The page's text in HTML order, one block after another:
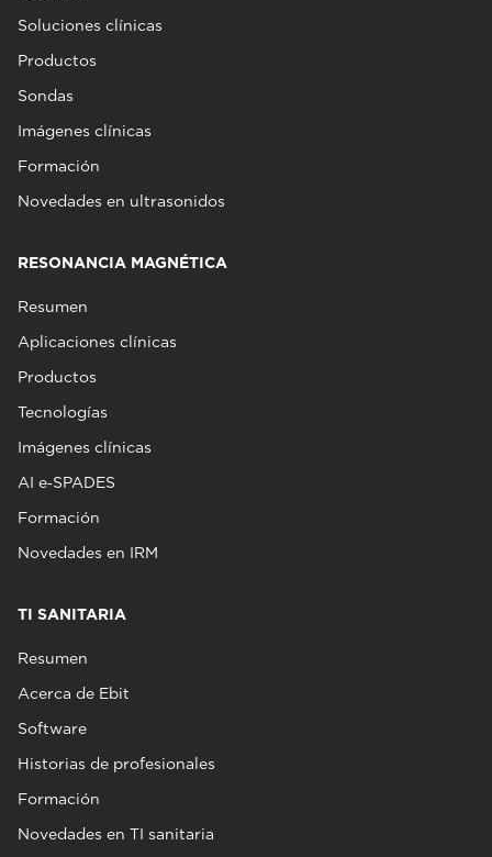
Soluciones clínicas
Productos
Sondas
Imágenes clínicas
Formación
Novedades en ultrasonidos
RESONANCIA MAGNÉTICA
Resumen
Aplicaciones clínicas
Productos
Tecnologías
Imágenes clínicas
AI e‑SPADES
Formación
Novedades en IRM
TI SANITARIA
Resumen
Acerca de Ebit
Software
Historias de profesionales
Formación
Novedades en TI sanitaria